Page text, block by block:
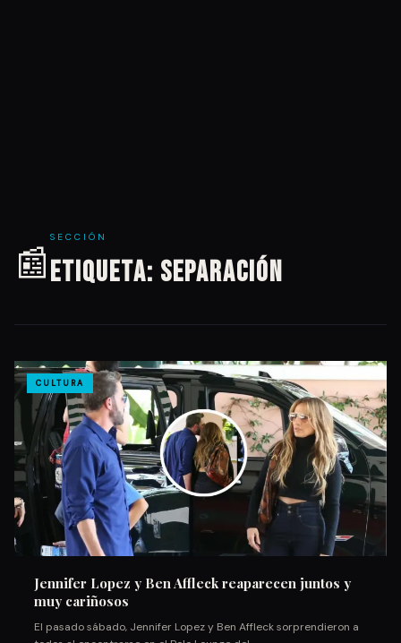
📰
SECCIÓN
Etiqueta: Separación
CULTURA
Jennifer Lopez y Ben Affleck reaparecen juntos y
muy cariñosos
El pasado sábado, Jennifer Lopez y Ben Affleck sorprendieron a